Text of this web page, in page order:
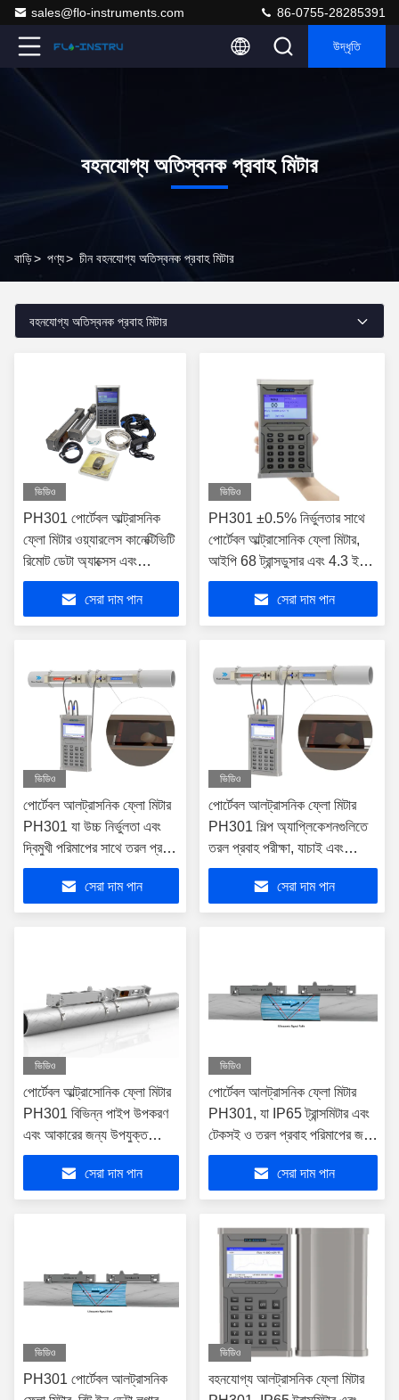
sales@flo-instruments.com 86-0755-28285391
উদ্ধৃতি
বহনযোগ্য অতিস্বনক প্রবাহ মিটার
বাড়ি> পণ্য> চীন বহনযোগ্য অতিস্বনক প্রবাহ মিটার
বহনযোগ্য অতিস্বনক প্রবাহ মিটার
ভিডিও
PH301 পোর্টেবল আল্ট্রাসনিক
ফ্লো মিটার ওয়্যারলেস কানেক্টিভিটি
রিমোট ডেটা অ্যাক্সেস এবং
ইন্ডাস্ট্রিয়াল প্রসেস কন্ট্রোলের
জন্য IP65 ট্রান্সমিটার সহ
সেরা দাম পান
ভিডিও
PH301 ±0.5% নির্ভুলতার সাথে
পোর্টেবল আল্ট্রাসোনিক ফ্লো মিটার,
আইপি 68 ট্রান্সডুসার এবং 4.3 ইঞ্চি
টিএফটি স্ক্রিন
সেরা দাম পান
ভিডিও
পোর্টেবল আলট্রাসনিক ফ্লো মিটার
PH301 যা উচ্চ নির্ভুলতা এবং
দ্বিমুখী পরিমাপের সাথে তরল প্রবাহ
নিরীক্ষণের জন্য আদর্শ
সেরা দাম পান
ভিডিও
পোর্টেবল আলট্রাসনিক ফ্লো মিটার
PH301 শিল্প অ্যাপ্লিকেশনগুলিতে
তরল প্রবাহ পরীক্ষা, যাচাই এবং
নিরীক্ষণের জন্য আদর্শ
সেরা দাম পান
ভিডিও
পোর্টেবল আল্ট্রাসোনিক ফ্লো মিটার
PH301 বিভিন্ন পাইপ উপকরণ
এবং আকারের জন্য উপযুক্ত
IP65 এবং IP68 সুরক্ষা রেটিং সহ
সেরা দাম পান
ভিডিও
পোর্টেবল আলট্রাসনিক ফ্লো মিটার
PH301, যা IP65 ট্রান্সমিটার এবং
টেকসই ও তরল প্রবাহ পরিমাপের জন্য
IP68 ট্রান্সডিউসার বৈশিষ্ট্যযুক্ত
সেরা দাম পান
ভিডিও
PH301 পোর্টেবল আলট্রাসনিক
ভিডিও
বহনযোগ্য আলট্রাসনিক ফ্লো মিটার